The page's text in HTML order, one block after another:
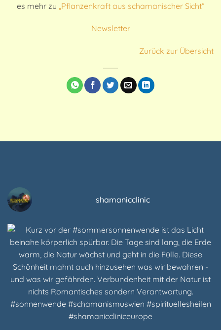
es mehr zu „Pflanzenkraft aus schamanischer Sicht“
Newsletter
Zurück zur Übersicht
shamanicclinic